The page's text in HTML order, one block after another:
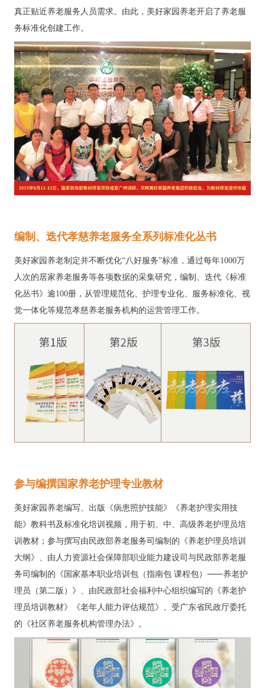
真正贴近养老服务人员需求。由此，美好家园养老开启了养老服
务标准化创建工作。
编制、迭代孝慈养老服务全系列标准化丛书
美好家园养老制定并不断优化“八好服务”标准，通过每年1000万
人次的居家养老服务等各项数据的采集研究，编制、迭代《标准
化丛书》逾100册，从管理规范化、护理专业化、服务标准化、视
觉一体化等规范孝慈养老服务机构的运营管理工作。
参与编撰国家养老护理专业教材
美好家园养老编写、出版《病患照护技能》《养老护理实用技
能》教科书及标准化培训视频，用于初、中、高级养老护理员培
训教材；参与撰写由民政部养老服务司编制的《养老护理员培训
大纲》、由人力资源社会保障部职业能力建设司与民政部养老服
务司编制的《国家基本职业培训包（指南包 课程包）⸺养老护
理员（第二版）》、由民政部社会福利中心组织编写的《养老护
理员培训教材》《老年人能力评估规范》、受广东省民政厅委托
的《社区养老服务机构管理办法》。